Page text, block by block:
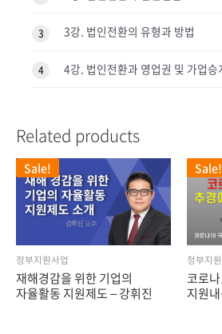
3 3강. 법인전환의 유형과 방법
4 4강. 법인전환과 영업권 및 가업승
Related products
Sale!
정부지원사업
재해경감을 위한 기업의
자율활동 지원제도 – 강휘진
Sale!
정부지
코로
지원